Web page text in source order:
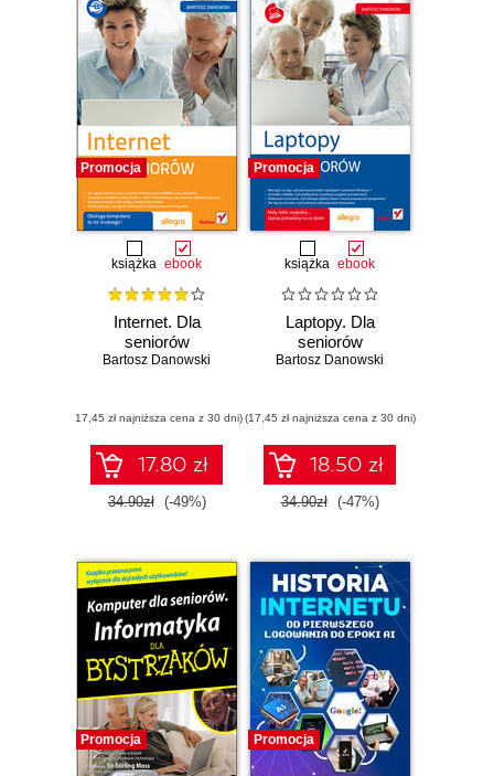
Promocja
książka ebook
Internet. Dla
seniorów
Bartosz Danowski
(17,45 zł najniższa cena z 30 dni)
17.80 zł
34.90zł (-49%)
Promocja
książka ebook
Laptopy. Dla
seniorów
Bartosz Danowski
(17,45 zł najniższa cena z 30 dni)
18.50 zł
34.90zł (-47%)
Promocja Promocja